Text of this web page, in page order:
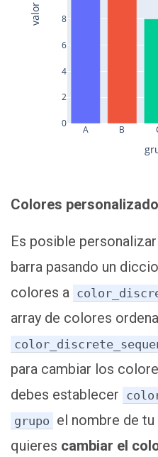
A B
0
2
4
6
8
valor
Colores
Es posible
barra pasando un
colores a
array de colores
para cambiar los
debes establecer
grupo el nombre de
quieres cambiar el